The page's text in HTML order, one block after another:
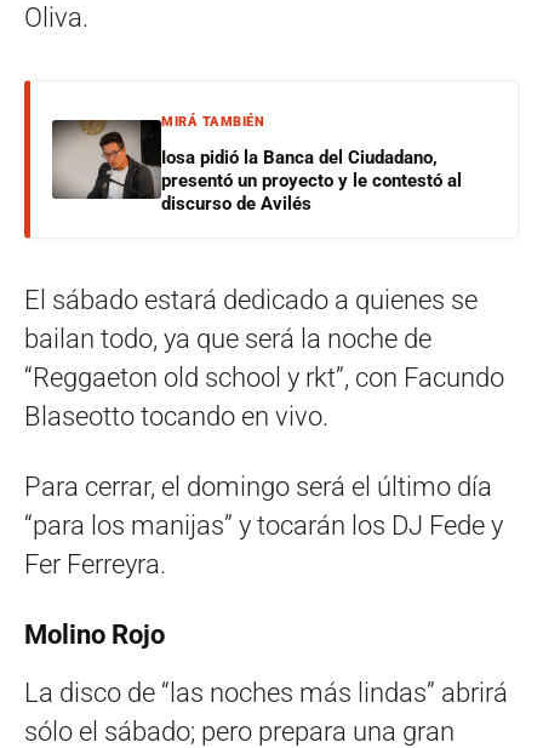
Oliva.
MIRÁ TAMBIÉN
Iosa pidió la Banca del Ciudadano,
presentó un proyecto y le contestó al
discurso de Avilés
El sábado estará dedicado a quienes se
bailan todo, ya que será la noche de
“Reggaeton old school y rkt”, con Facundo
Blaseotto tocando en vivo.
Para cerrar, el domingo será el último día
“para los manijas” y tocarán los DJ Fede y
Fer Ferreyra.
Molino Rojo
La disco de “las noches más lindas” abrirá
sólo el sábado; pero prepara una gran